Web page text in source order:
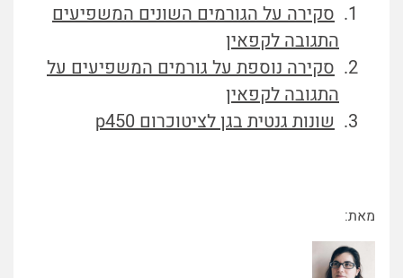
סקירה על הגורמים השונים המשפיעים
התגובה לקפאין
סקירה נוספת על גורמים המשפיעים על
התגובה לקפאין
שונות גנטית בגן לציטוכרום p450
מאת: